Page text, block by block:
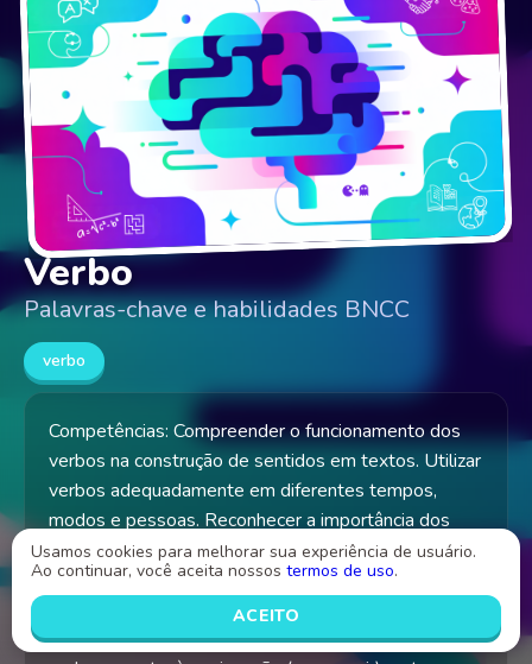
Verbo
Palavras-chave e habilidades BNCC
verbo
Competências: Compreender o funcionamento dos
verbos na construção de sentidos em textos. Utilizar
verbos adequadamente em diferentes tempos,
modos e pessoas. Reconhecer a importância dos
verbos para indicar ações, estados e fenômenos da
natureza. Produzir textos coerentes e coesos com
uso correto das formas verbais. Habilidades:
Identificar verbos em frases e textos. Classificar
Usamos cookies para melhorar sua experiência de usuário.
Ao continuar, você aceita nossos termos de uso.
ACEITO